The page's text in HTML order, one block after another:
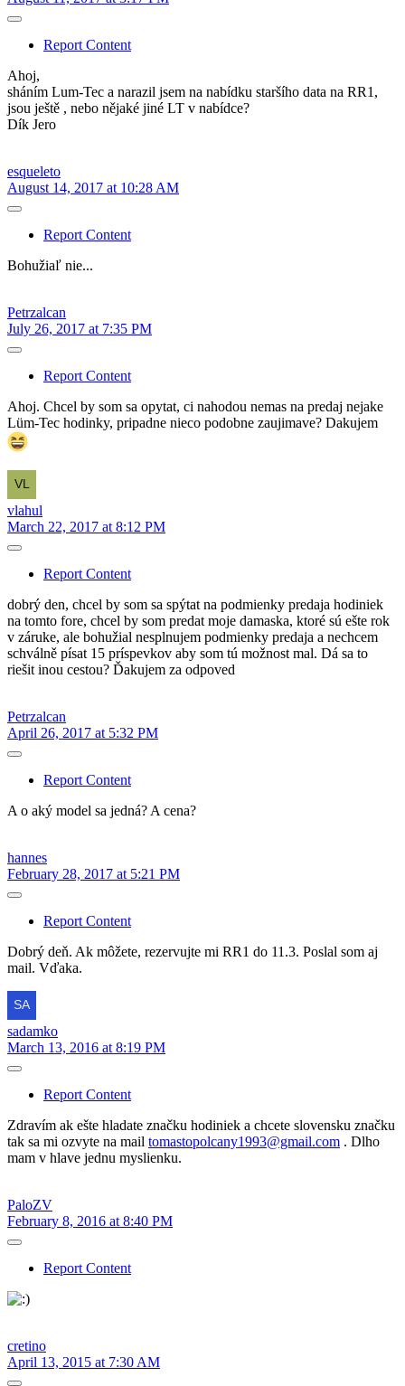
Report Content
Ahoj,
sháním Lum-Tec a narazil jsem na nabídku staršího data na RR1,
jsou ještě , nebo nějaké jiné LT v nabídce?
Dík Jero
esqueleto
August 14, 2017 at 10:28 AM
Report Content
Bohužiaľ nie...
Petrzalcan
July 26, 2017 at 7:35 PM
Report Content
Ahoj. Chcel by som sa opytat, ci nahodou nemas na predaj nejake
Lüm-Tec hodinky, pripadne nieco podobne zaujimave? Dakujem
vlahul
March 22, 2017 at 8:12 PM
Report Content
dobrý den, chcel by som sa spýtat na podmienky predaja hodiniek
na tomto fore, chcel by som predat moje damaska, ktoré sú ešte rok
v záruke, ale bohužial nesplnujem podmienky predaja a nechcem
schválně písat 15 príspevkov aby som tú možnost mal. Dá sa to
riešit inou cestou? Ďakujem za odpoved
Petrzalcan
April 26, 2017 at 5:32 PM
Report Content
A o aký model sa jedná? A cena?
hannes
February 28, 2017 at 5:21 PM
Report Content
Dobrý deň. Ak môžete, rezervujte mi RR1 do 11.3. Poslal som aj
mail. Vďaka.
sadamko
March 13, 2016 at 8:19 PM
Report Content
Zdravím ak ešte hladate značku hodiniek a chcete slovensku značku
tak sa mi ozvyte na mail tomastopolcany1993@gmail.com . Dlho
mam v hlave jednu myslienku.
PaloZV
February 8, 2016 at 8:40 PM
Report Content
cretino
April 13, 2015 at 7:30 AM